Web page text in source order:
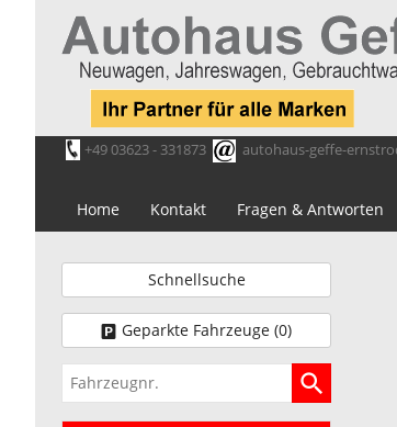
+49 03623 - 331873 autohaus-geffe-
Home Kontakt Fragen & Antworten
Schnellsuche
Geparkte Fahrzeuge (0)
Fahrzeugnr.